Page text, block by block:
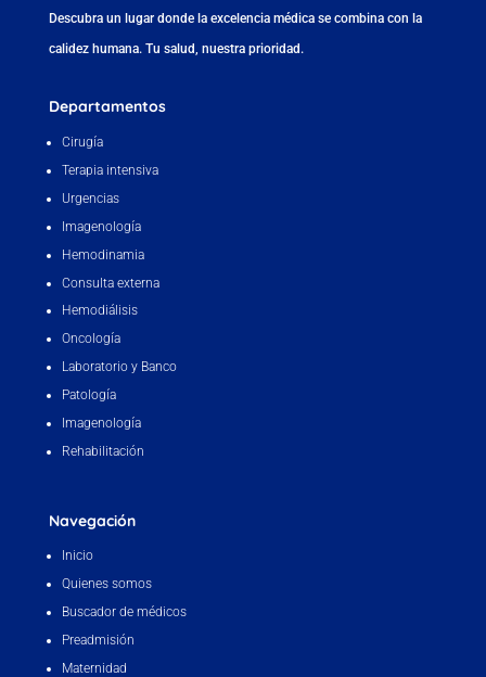
Descubra un lugar donde la excelencia médica se combina con la
calidez humana. Tu salud, nuestra prioridad.
Departamentos
Cirugía
Terapia intensiva
Urgencias
Imagenología
Hemodinamia
Consulta externa
Hemodiálisis
Oncología
Laboratorio y Banco
Patología
Imagenología
Rehabilitación
Navegación
Inicio
Quienes somos
Buscador de médicos
Preadmisión
Maternidad